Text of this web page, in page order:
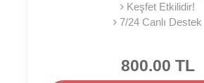
Keşfet Etkilidir!
7/24 Canlı Destek
800.00 TL